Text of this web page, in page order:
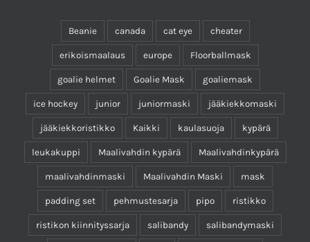
Beanie canada cat eye cheater
erikoismaalaus europe Floorballmask
goalie helmet Goalie Mask goaliemask
ice hockey junior juniormaski jääkiekkomaski
jääkiekkoristikko Kaikki kaulasuoja kypärä
leukakuppi Maalivahdin kypärä Maalivahdinkypärä
maalivahdinmaski Maalivahdin Maski mask
padding set pehmustesarja pipo ristikko
ristikon kiinnityssarja salibandy salibandymaski